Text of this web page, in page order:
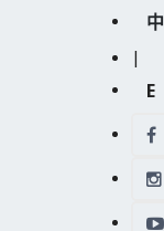
中
|
E